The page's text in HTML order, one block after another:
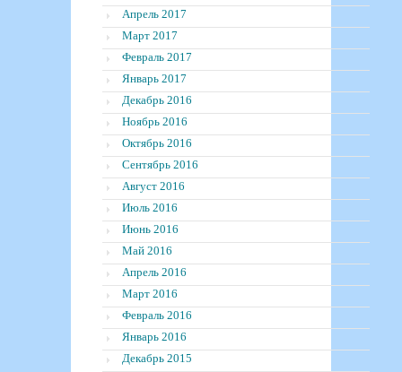
Апрель 2017
Март 2017
Февраль 2017
Январь 2017
Декабрь 2016
Ноябрь 2016
Октябрь 2016
Сентябрь 2016
Август 2016
Июль 2016
Июнь 2016
Май 2016
Апрель 2016
Март 2016
Февраль 2016
Январь 2016
Декабрь 2015